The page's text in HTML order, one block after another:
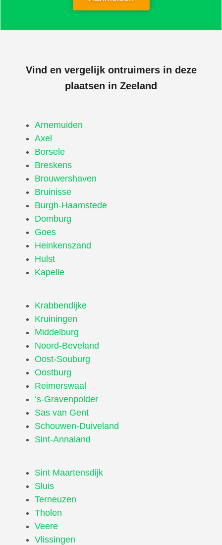
Vind en vergelijk ontruimers in deze
plaatsen in Zeeland
Arnemuiden
Axel
Borsele
Breskens
Brouwershaven
Bruinisse
Burgh-Haamstede
Domburg
Goes
Heinkenszand
Hulst
Kapelle
Krabbendijke
Kruiningen
Middelburg
Noord-Beveland
Oost-Souburg
Oostburg
Reimerswaal
‘s-Gravenpolder
Sas van Gent
Schouwen-Duiveland
Sint-Annaland
Sint Maartensdijk
Sluis
Terneuzen
Tholen
Veere
Vlissingen